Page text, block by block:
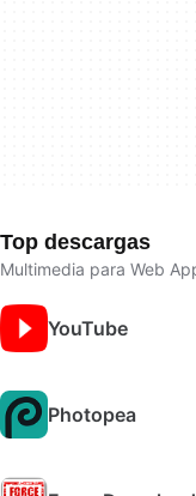
Top descargas
Multimedia para Web
YouTube
Photopea